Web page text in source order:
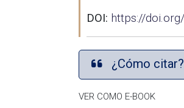
DOI: https://
¿Cómo citar?
VER COMO E-BOOK